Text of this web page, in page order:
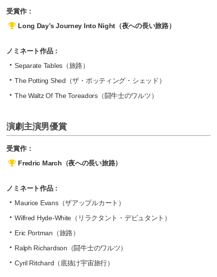
受賞作：
Long Day’s Journey Into Night（夜への長い旅路）
ノミネート作品：
Separate Tables（旅路）
The Potting Shed（ザ・ポッティング・シェッド）
The Waltz Of The Toreadors（闘牛士のワルツ）
演劇主演男優賞
受賞作：
Fredric March（夜への長い旅路）
ノミネート作品：
Maurice Evans（ザアップルカート）
Wilfred Hyde-White（リラクタント・デビュタント）
Eric Portman（旅路）
Ralph Richardson（闘牛士のワルツ）
Cyril Ritchard（底抜け宇宙旅行）